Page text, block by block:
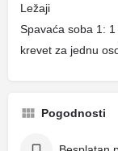
Ležaji
Spavaća soba 1:
krevet za jednu
Pogodnosti